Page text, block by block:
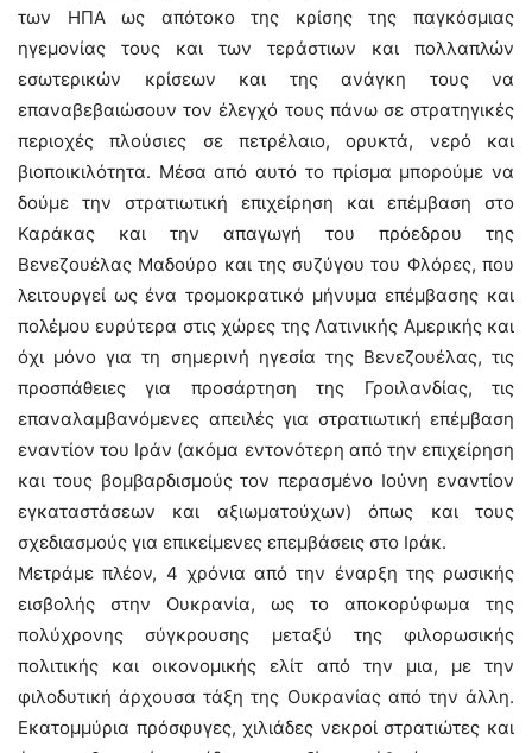
των ΗΠΑ ως απότοκο της κρίσης της παγκόσμιας
ηγεμονίας τους και των τεράστιων και πολλαπλών
εσωτερικών κρίσεων και της ανάγκη τους να
επαναβεβαιώσουν τον έλεγχό τους πάνω σε στρατηγικές
περιοχές πλούσιες σε πετρέλαιο, ορυκτά, νερό και
βιοποικιλότητα. Μέσα από αυτό το πρίσμα μπορούμε να
δούμε την στρατιωτική επιχείρηση και επέμβαση στο
Καράκας και την απαγωγή του πρόεδρου της
Βενεζουέλας Μαδούρο και της συζύγου του Φλόρες, που
λειτουργεί ως ένα τρομοκρατικό μήνυμα επέμβασης και
πολέμου ευρύτερα στις χώρες της Λατινικής Αμερικής και
όχι μόνο για τη σημερινή ηγεσία της Βενεζουέλας, τις
προσπάθειες για προσάρτηση της Γροιλανδίας, τις
επαναλαμβανόμενες απειλές για στρατιωτική επέμβαση
εναντίον του Ιράν (ακόμα εντονότερη από την επιχείρηση
και τους βομβαρδισμούς τον περασμένο Ιούνη εναντίον
εγκαταστάσεων και αξιωματούχων) όπως και τους
σχεδιασμούς για επικείμενες επεμβάσεις στο Ιράκ.
Μετράμε πλέον, 4 χρόνια από την έναρξη της ρωσικής
εισβολής στην Ουκρανία, ως το αποκορύφωμα της
πολύχρονης σύγκρουσης μεταξύ της φιλορωσικής
πολιτικής και οικονομικής ελίτ από την μια, με την
φιλοδυτική άρχουσα τάξη της Ουκρανίας από την άλλη.
Εκατομμύρια πρόσφυγες, χιλιάδες νεκροί στρατιώτες και